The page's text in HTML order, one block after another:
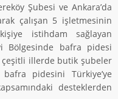
Şubesi ve Ankara’da
çalışan 5 işletmesinin
istihdam sağlayan
Bölgesinde bafra pidesi
illerde butik şubeler
pidesini Türkiye’ye
desteklerden